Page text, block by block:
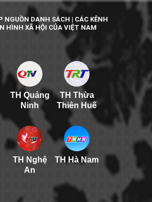
NGUỒN DANH SÁCH | CÁC KÊNH
HÌNH XÃ HỘI CỦA VIỆT NAM
TH Quảng
Ninh
TH Thừa
Thiên Huế
TH Nghệ
An
TH Hà Nam